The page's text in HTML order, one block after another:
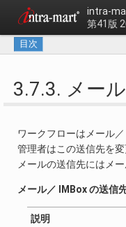
intra-
第41版
目次
3.7.3. メー
ワークフローはメール
管理者はこの送信先を
メールの送信先にはメ
メール／ IMBox の送信
説明